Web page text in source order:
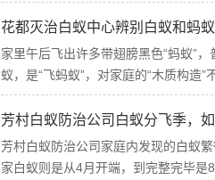
花都灭治白蚁中心辨别白蚁和蚂
家里午后飞出许多带翅膀黑色“蚂蚁”
蚁，是“飞蚂蚁”，对家庭的“木质构造”
芳村白蚁防治公司白蚁分飞季，
芳村白蚁防治公司家庭内发现的白蚁
家白蚁则是从4月开端，到完整完毕是8